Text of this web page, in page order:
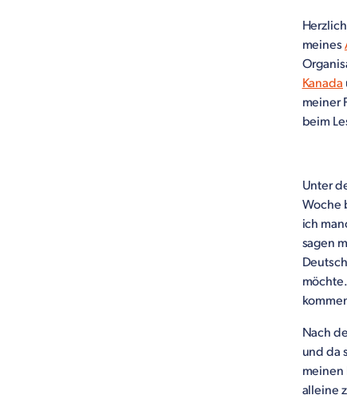
meines
Kanada
meiner
beim
Unter
Woche
ich
sagen
Nach
und da
meinen
alleine